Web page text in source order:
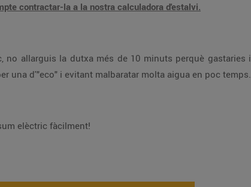
el teu estalvi per saber si et surt a compte contractar-la a la nostra calculadora d'estalvi.
banyera. També pots estalviar canviant la carxofa de la dutxa per una d'"eco" i evitant malbaratar molta aigua en poc temps.
estalvia consum elèctric fàcilment!